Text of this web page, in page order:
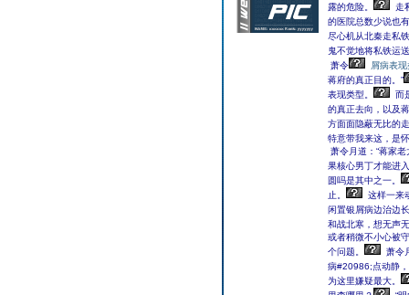
露的危险。
走
的医院总数少说也
尽心机从北秦走私
鬼不觉地将私铁运
萧令
屑病表
蒋府的真正目的。”
表现类型。
而
的真正去向，以及
方面面隐蔽无比的
特意带我来这，是
萧令月道：“蒋家
果核心男丁才能进
圆吗是其中之一。
止。
这样一来
闲置银屑病边治边
和战北寒，想无声
或者稍微不小心被
个问题。
萧令
病#20986;点动静
为这里嫌疑最大。